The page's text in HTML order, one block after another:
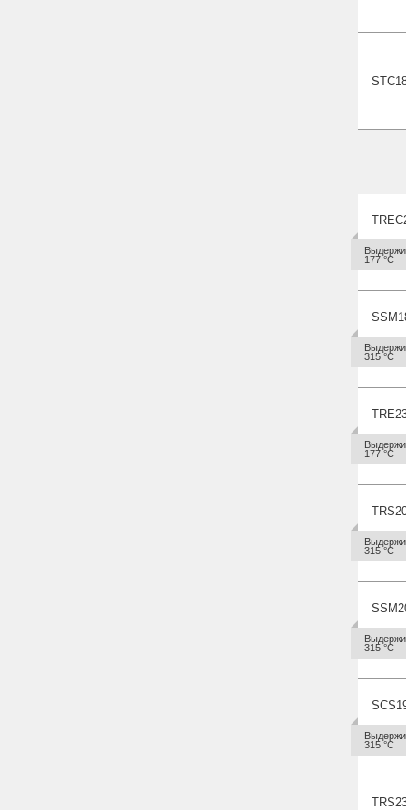
TREC
177 °С
SSM
315 °С
177 °С
315 °С
SSM
315 °С
315 °С